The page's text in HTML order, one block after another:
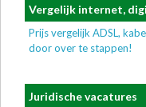
Vergelijk internet,
Prijs vergelijk ADSL,
door over te stappen!
Juridische vacatures